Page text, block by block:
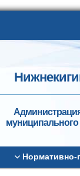
муниципального